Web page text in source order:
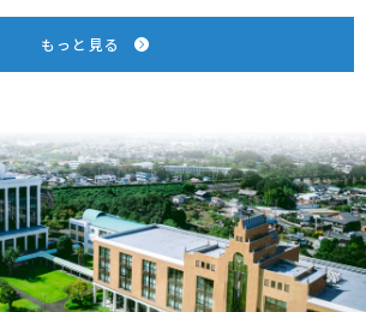
もっと見る